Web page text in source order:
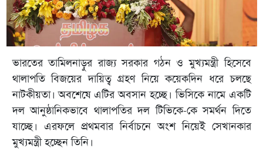
ভারতের তামিলনাড়ুর রাজ্য সরকার গঠন ও মুখ্যমন্ত্রী হিসেবে
থালাপতি বিজয়ের দায়িত্ব গ্রহণ নিয়ে কয়েকদিন ধরে চলছে
নাটকীয়তা। অবশেষে এটির অবসান হচ্ছে। ভিসিকে নামে একটি
দল আনুষ্ঠানিকভাবে থালাপতির দল টিভিকে-কে সমর্থন দিতে
যাচ্ছে। এরফলে প্রথমবার নির্বাচনে অংশ নিয়েই সেখানকার
মুখ্যমন্ত্রী হচ্ছেন তিনি।